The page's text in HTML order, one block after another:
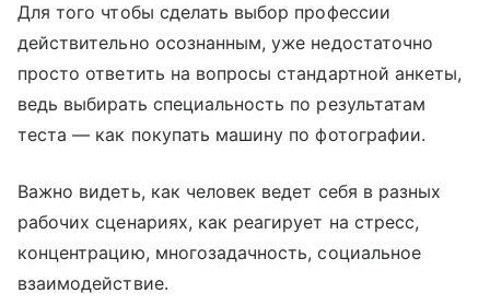
Для того чтобы сделать выбор профессии
действительно осознанным, уже недостаточно
просто ответить на вопросы стандартной анкеты,
ведь выбирать специальность по результатам
теста — как покупать машину по фотографии.
Важно видеть, как человек ведет себя в разных
рабочих сценариях, как реагирует на стресс,
концентрацию, многозадачность, социальное
взаимодействие.